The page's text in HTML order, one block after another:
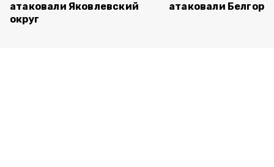
атаковали Яковлевский
округ
атаковали